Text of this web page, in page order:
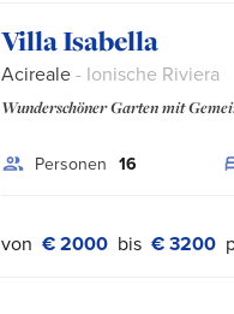
Villa Isabella
Acireale- Ionische Riviera
Wunderschöner Garten mit
Personen 16
von € 2000 bis € 3200